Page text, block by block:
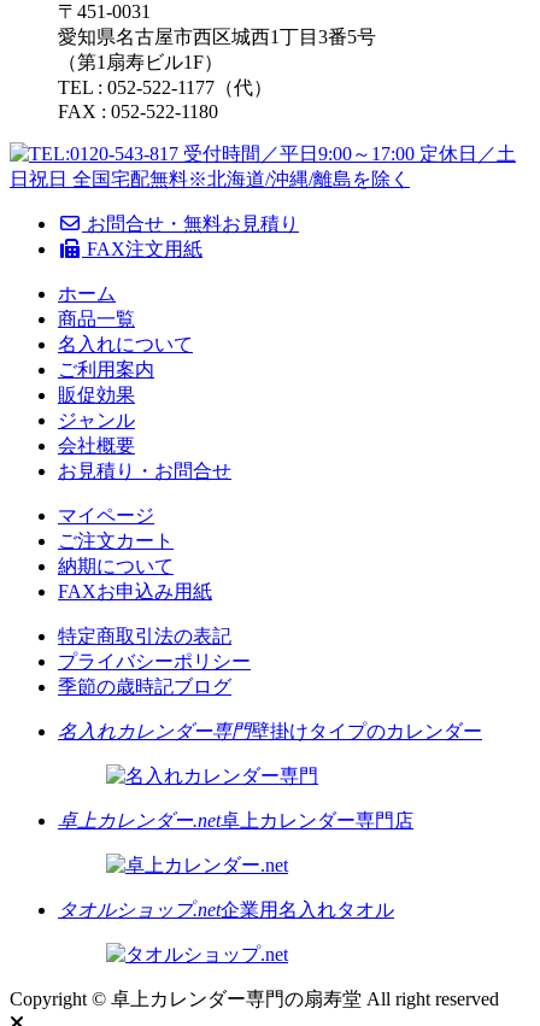
〒451-0031
愛知県名古屋市西区城西1丁目3番5号
（第1扇寿ビル1F）
TEL : 052-522-1177（代）
FAX : 052-522-1180
お問合せ・無料お見積り
FAX注文用紙
ホーム
商品一覧
名入れについて
ご利用案内
販促効果
ジャンル
会社概要
お見積り・お問合せ
マイページ
ご注文カート
納期について
FAXお申込み用紙
特定商取引法の表記
プライバシーポリシー
季節の歳時記ブログ
名入れカレンダー専門壁掛けタイプのカレンダー
卓上カレンダー.net卓上カレンダー専門店
タオルショップ.net企業用名入れタオル
Copyright © 卓上カレンダー専門の扇寿堂 All right reserved